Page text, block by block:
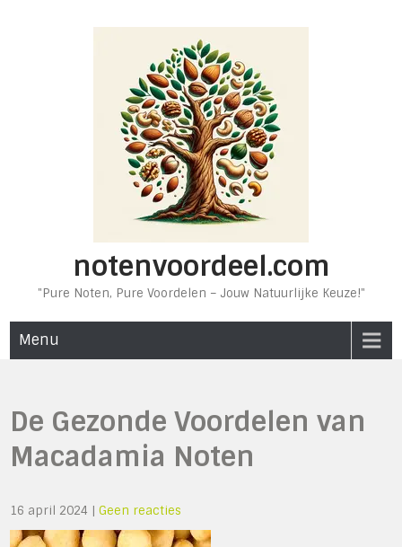
notenvoordeel.com
"Pure Noten, Pure Voordelen – Jouw Natuurlijke Keuze!"
Menu
De Gezonde Voordelen van
Macadamia Noten
16 april 2024 |Geen reacties